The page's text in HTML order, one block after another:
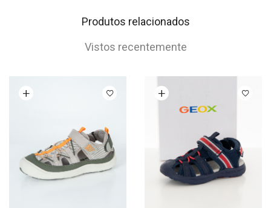
Produtos relacionados
Vistos recentemente
opções Ver opções